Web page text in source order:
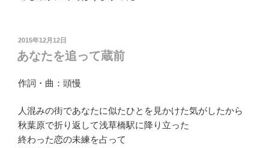
投
稿
日:
2015年12月12日
あなたを追って蔵前
作詞・曲：頭慢
人混みの街であなたに似たひとを見かけた気がしたから
秋葉原で折り返して浅草橋駅に降り立った
終わった恋の未練を占って